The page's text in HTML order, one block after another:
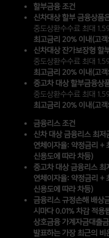
할부금융 조건
신차대상 할부 금융상품
중도상환수수료 최대
최고금리 20% 이내(고
신차대상 잔가보장형 할
중도상환수수료 최대
최고금리 20% 이내(고
중고차 대상 할부금융상
중도상환수수료 최대
최고금리 20% 이내(고
금융리스 조건
신차 대상 금융리스 최
연체이자율: 약정금리 +
신용도에 따라 차등)
중고차 대상 금융리스
연체이자율: 약정금리 +
신용도에 따라 차등)
금융리스 규정손해 배상
시마다 0.01% 차감 적용
상호금융 가계자금대출
발표하는 가장 최근의